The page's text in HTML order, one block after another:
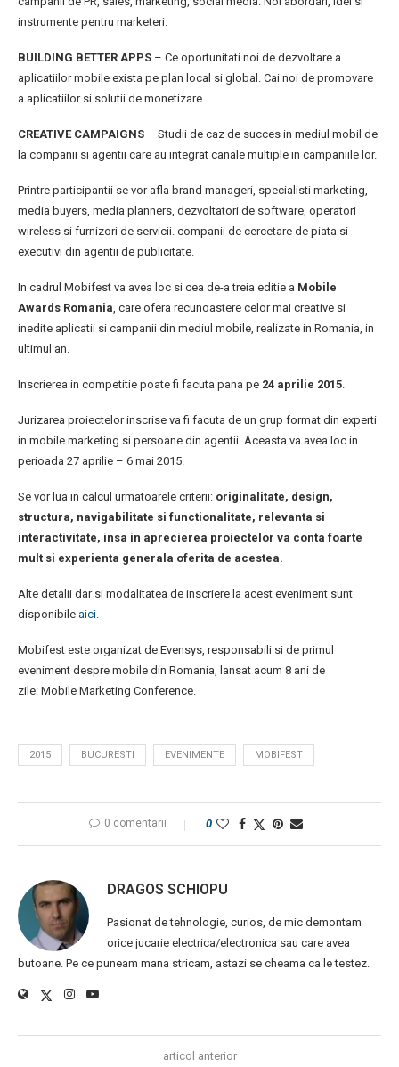
instrumente pentru marketeri.
BUILDING BETTER APPS – Ce oportunitati noi de dezvoltare a
aplicatiilor mobile exista pe plan local si global. Cai noi de promovare
a aplicatiilor si solutii de monetizare.
CREATIVE CAMPAIGNS – Studii de caz de succes in mediul mobil de
la companii si agentii care au integrat canale multiple in campaniile lor.
Printre participantii se vor afla brand manageri, specialisti marketing,
media buyers, media planners, dezvoltatori de software, operatori
wireless si furnizori de servicii. companii de cercetare de piata si
executivi din agentii de publicitate.
In cadrul Mobifest va avea loc si cea de-a treia editie a Mobile
Awards Romania , care ofera recunoastere celor mai creative si
inedite aplicatii si campanii din mediul mobile, realizate in Romania, in
ultimul an.
Inscrierea in competitie poate fi facuta pana pe 24 aprilie 2015
Jurizarea proiectelor inscrise va fi facuta de un grup format din experti
in mobile marketing si persoane din agentii. Aceasta va avea loc in
perioada 27 aprilie – 6 mai 2015.
Se vor lua in calcul urmatoarele criterii: originalitate, design,
structura, navigabilitate si functionalitate, relevanta si
interactivitate, insa in aprecierea proiectelor va conta foarte
mult si experienta generala oferita de acestea.
Alte detalii dar si modalitatea de inscriere la acest eveniment sunt
disponibile aici.
Mobifest este organizat de Evensys, responsabili si de primul
eveniment despre mobile din Romania, lansat acum 8 ani de
zile: Mobile Marketing Conference.
2015 BUCURESTI EVENIMENTE MOBIFEST
0 comentarii 0
DRAGOS SCHIOPU
Pasionat de tehnologie, curios, de mic demontam
orice jucarie electrica/electronica sau care avea
butoane. Pe ce puneam mana stricam, astazi se cheama ca le testez.
articol anterior